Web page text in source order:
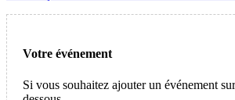
Votre événement
Si vous souhaitez ajouter un événement